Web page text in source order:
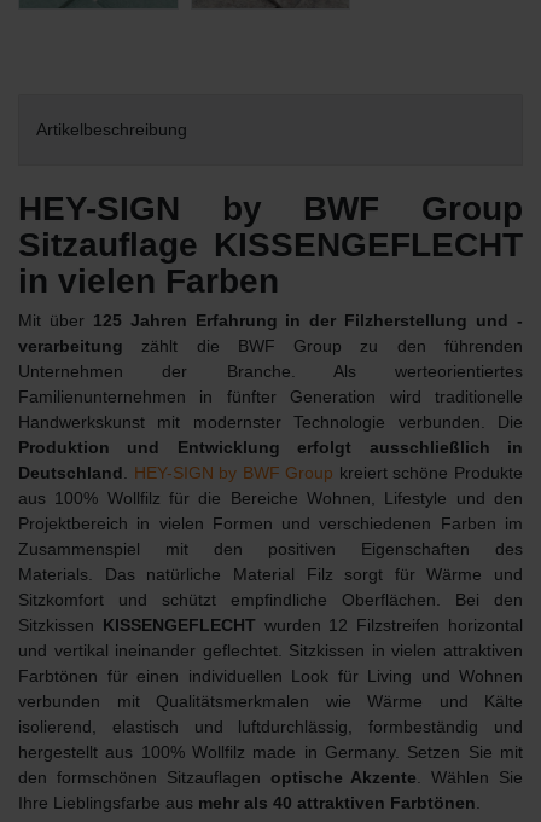
Artikelbeschreibung
HEY-SIGN by BWF Group
Sitzauflage KISSENGEFLECHT
in vielen Farben
Mit über 125 Jahren Erfahrung in der Filzherstellung und -
verarbeitung zählt die BWF Group zu den führenden
Unternehmen der Branche. Als werteorientiertes
Familienunternehmen in fünfter Generation wird traditionelle
Handwerkskunst mit modernster Technologie verbunden. Die
Produktion und Entwicklung erfolgt ausschließlich in
Deutschland
HEY-SIGN by BWF Group kreiert schöne Produkte
aus 100% Wollfilz für die Bereiche Wohnen, Lifestyle und den
Projektbereich in vielen Formen und verschiedenen Farben im
Zusammenspiel mit den positiven Eigenschaften des
Materials. Das natürliche Material Filz sorgt für Wärme und
Sitzkomfort und schützt empfindliche Oberflächen. Bei den
Sitzkissen KISSENGEFLECHT wurden 12 Filzstreifen horizontal
und vertikal ineinander geflechtet. Sitzkissen in vielen attraktiven
Farbtönen für einen individuellen Look für Living und Wohnen
verbunden mit Qualitätsmerkmalen wie Wärme und Kälte
isolierend, elastisch und luftdurchlässig, formbeständig und
hergestellt aus 100% Wollfilz made in Germany. Setzen Sie mit
den formschönen Sitzauflagen optische Akzente . Wählen Sie
Ihre Lieblingsfarbe aus mehr als 40 attraktiven Farbtönen